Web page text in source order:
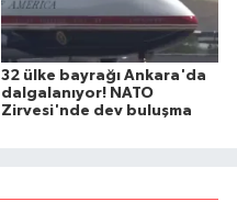
32 ülke bayrağı Ankara'da
dalgalanıyor! NATO
Zirvesi'nde dev buluşma